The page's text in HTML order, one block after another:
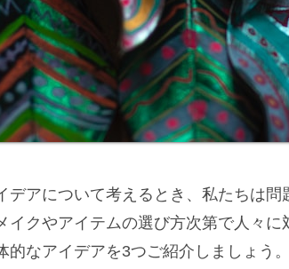
デアについて考えるとき、私たちは
イクやアイテムの選び方次第で人々
的なアイデアを3つご紹介しましょう。